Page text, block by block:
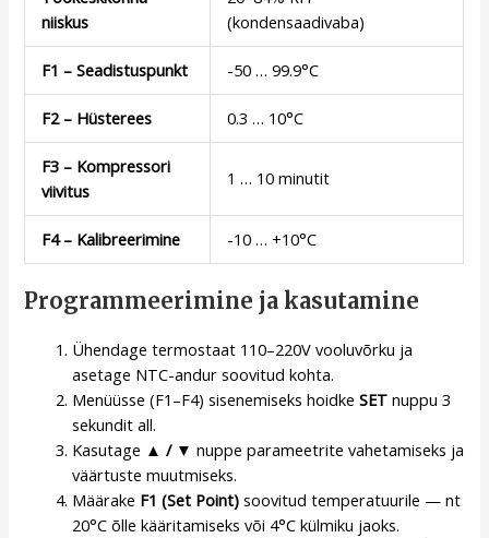
niiskus
(kondensaadivaba)
F1 – Seadistuspunkt -50 … 99.9°C
F2 – Hüsterees 0.3 … 10°C
F3 – Kompressori
viivitus
1 … 10 minutit
F4 – Kalibreerimine -10 … +10°C
Programmeerimine ja kasutamine
Ühendage termostaat 110–220V vooluvõrku ja
asetage NTC-andur soovitud kohta.
Menüüsse (F1–F4) sisenemiseks hoidkeSET nuppu 3
sekundit all.
Kasutage ▲ / ▼ nuppe parameetrite vahetamiseks ja
väärtuste muutmiseks.
Määrake F1 (Set Point) soovitud temperatuurile — nt
20°C õlle kääritamiseks või 4°C külmiku jaoks.